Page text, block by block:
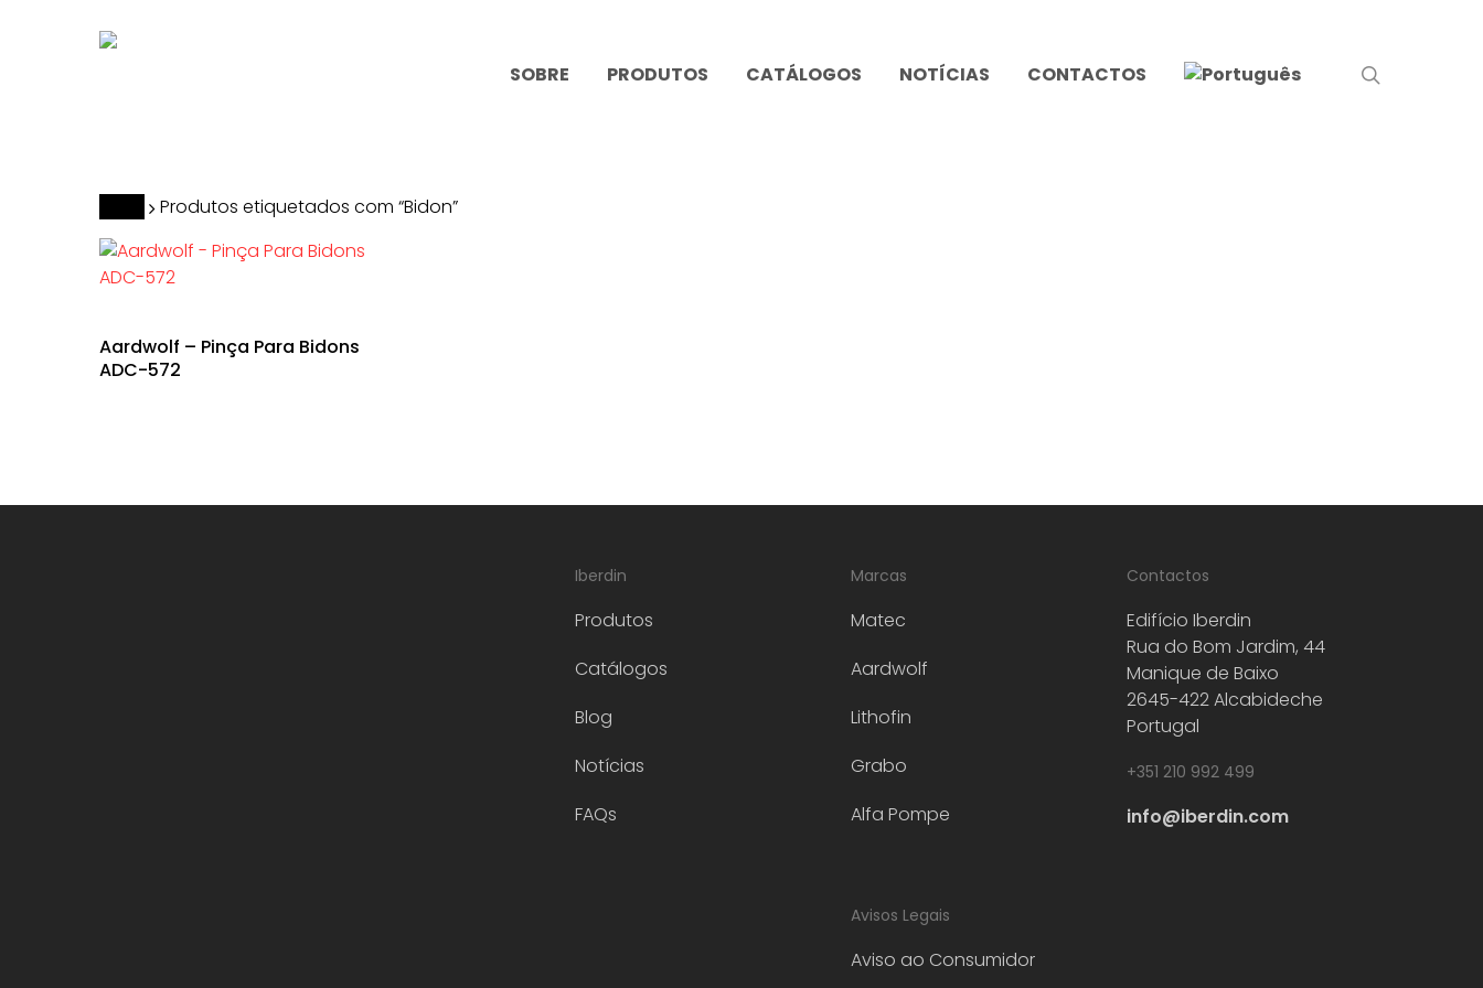
Hit enter to search or ESC to close
SOBRE PRODUTOS CATÁLOGOS NOTÍCIAS CONTACTOS
Produtos etiquetados com “Bidon”
Aardwolf – Pinça Para Bidons
ADC-572
Iberdin
Produtos
Catálogos
Blog
Notícias
FAQs
Marcas
Matec
Aardwolf
Lithofin
Grabo
Alfa Pompe
Avisos Legais
Aviso ao Consumidor
Contactos
Edifício Iberdin
Rua do Bom Jardim, 44
Manique de Baixo
2645-422 Alcabideche
Portugal
+351 210 992 499
info@iberdin.com